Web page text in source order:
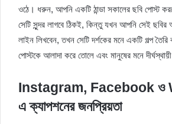
ওঠে। ধরুন, আপনি একটি ঠান্ডা সকালের ছবি পোস্ট
সেটি সুন্দর লাগবে ঠিকই, কিন্তু যখন আপনি সেই
লাইন লিখবেন, তখন সেটি দর্শকের মনে একটি গল্প
পোস্টকে আলাদা করে তোলে এবং মানুষের মনে
Instagram, Facebook ও
এ ক্যাপশনের জনপ্রিয়তা